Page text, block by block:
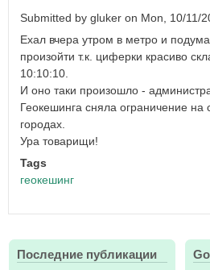
Submitted by gluker on Mon, 10/11/
Ехал вчера утром в метро и
произойти т.к. циферки красиво
10:10:10.
И оно таки произошло -
Геокешинга сняла ограничение на
городах.
Ура товарищи!
Tags
геокешинг
Последние публикации